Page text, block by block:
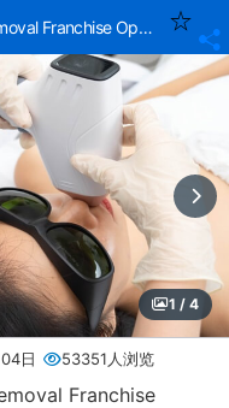
Franchise Opportunities.
1 / 4
日 53351人浏览
Franchise